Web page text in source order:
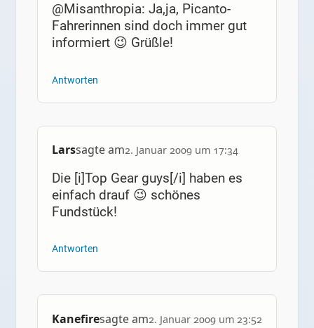
@Misanthropia: Ja,ja, Picanto-
Fahrerinnen sind doch immer gut
informiert 😉 Grüßle!
Antworten
Larssagte am2. Januar 2009 um 17:34
Die [i]Top Gear guys[/i] haben es
einfach drauf 😉 schönes
Fundstück!
Antworten
Kanefiresagte am2. Januar 2009 um 23:52